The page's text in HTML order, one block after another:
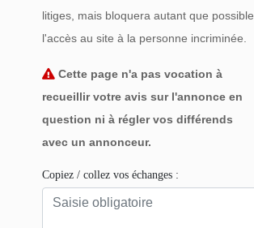
litiges, mais bloquera autant que possible
l'accès au site à la personne incriminée.
Cette page n'a pas vocation à
recueillir votre avis sur l'annonce en
question ni à régler vos différends
avec un annonceur.
Copiez / collez vos échanges :